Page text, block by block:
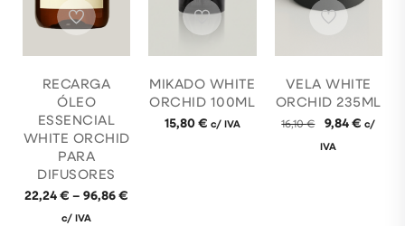
RECARGA
ÓLEO
ESSENCIAL
WHITE ORCHID
PARA
DIFUSORES
22,24€ – 96,86€
c/ IVA
MIKADO WHITE
ORCHID 100ML
15,80€ c/ IVA
VELA WHITE
ORCHID 235ML
16,10€ 9,84€ c/
IVA